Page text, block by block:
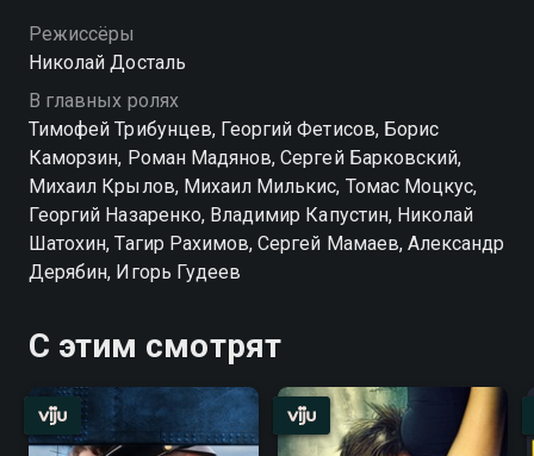
Режиссёры
Николай Досталь
В главных ролях
Тимофей Трибунцев, Георгий Фетисов, Борис
Каморзин, Роман Мадянов, Сергей Барковский,
Михаил Крылов, Михаил Милькис, Томас Моцкус,
Георгий Назаренко, Владимир Капустин, Николай
Шатохин, Тагир Рахимов, Сергей Мамаев, Александр
Дерябин, Игорь Гудеев
С этим смотрят